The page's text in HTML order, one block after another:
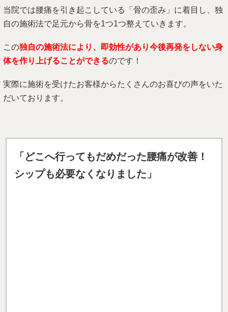
当院では腰痛を引き起こしている「骨の歪み」に着目し、独
自の施術法で足元から骨を1つ1つ整えていきます。
この独自の施術法により、即効性があり今後再発をしない身
体を作り上げることができるのです！
実際に施術を受けたお客様からたくさんのお喜びの声をいた
だいております。
「どこへ行ってもだめだった腰痛が改善！
シップも必要なくなりました」